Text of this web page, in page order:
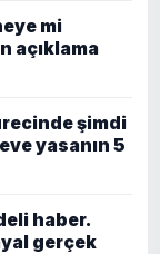
mi
açıklama
şimdi
yasanın 5
haber.
gerçek